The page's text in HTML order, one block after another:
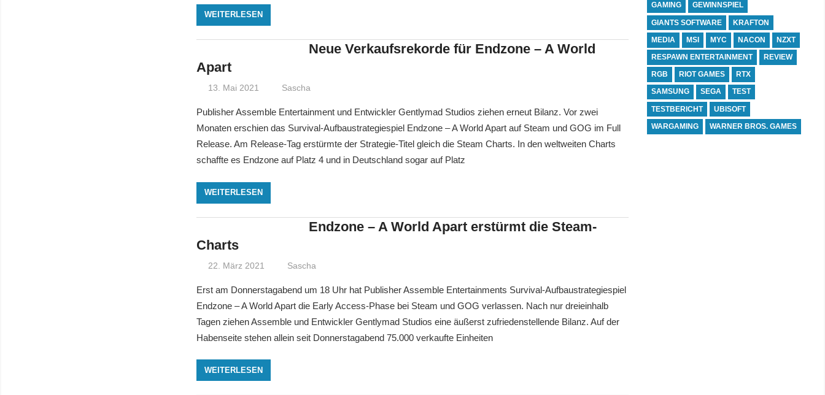
WEITERLESEN
Neue Verkaufsrekorde für Endzone – A World
Apart
13. Mai 2021 Sascha
Publisher Assemble Entertainment und Entwickler Gentlymad Studios ziehen erneut Bilanz. Vor zwei
Monaten erschien das Survival-Aufbaustrategiespiel Endzone – A World Apart auf Steam und GOG im Full
Release. Am Release-Tag erstürmte der Strategie-Titel gleich die Steam Charts. In den weltweiten Charts
schaffte es Endzone auf Platz 4 und in Deutschland sogar auf Platz
WEITERLESEN
Endzone – A World Apart erstürmt die Steam-
Charts
22. März 2021 Sascha
Erst am Donnerstagabend um 18 Uhr hat Publisher Assemble Entertainments Survival-Aufbaustrategiespiel
Endzone – A World Apart die Early Access-Phase bei Steam und GOG verlassen. Nach nur dreieinhalb
Tagen ziehen Assemble und Entwickler Gentlymad Studios eine äußerst zufriedenstellende Bilanz. Auf der
Habenseite stehen allein seit Donnerstagabend 75.000 verkaufte Einheiten
WEITERLESEN
GAMING GEWINNSPIEL
GIANTS SOFTWARE KRAFTON
MEDIA MSI MYC NACON NZXT
RESPAWN ENTERTAINMENT REVIEW
RGB RIOT GAMES RTX
SAMSUNG SEGA TEST
TESTBERICHT UBISOFT
WARGAMING WARNER BROS. GAMES